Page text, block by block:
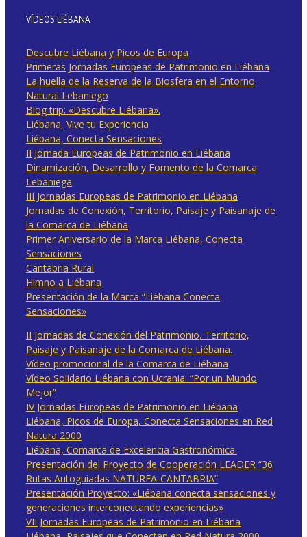
VÍDEOS LIÉBANA
Descubre Liébana y Picos de Europa
Primeras Jornadas Europeas de Patrimonio en Liébana
La huella de la Reserva de la Biosfera en el Entorno
Natural Lebaniego
Blog trip: «Descubre Liébana».
Liébana, Vive tu Experiencia
Liébana, Conecta Sensaciones
II Jornada Europeas de Patrimonio en Liébana
Dinamización, Desarrollo y Fomento de la Comarca
Lebaniega
III Jornadas Europeas de Patrimonio en Liébana
Jornadas de Conexión, Territorio, Paisaje y Paisanaje de
la Comarca de Liébana
Primer Aniversario de la Marca Liébana, Conecta
Sensaciones
Cantabria Rural
Himno a Liébana
Presentación de la Marca “Liébana Conecta
Sensaciones»
II Jornadas de Conexión del Patrimonio, Territorio,
Paisaje y Paisanaje de la Comarca de Liébana.
Vídeo promocional de la Comarca de Liébana
Vídeo Solidario Liébana con Ucrania: “Por un Mundo
Mejor”
IV Jornadas Europeas de Patrimonio en Liébana
Liébana, Picos de Europa, Conecta Sensaciones en Red
Natura 2000
Liébana, Comarca de Excelencia Gastronómica.
Presentación del Proyecto de Cooperación LEADER “36
Rutas Autoguiadas NATUREA-CANTABRIA”
Presentación Proyecto: «Liébana conecta sensaciones y
generaciones interconectando experiencias»
VII Jornadas Europeas de Patrimonio en Liébana